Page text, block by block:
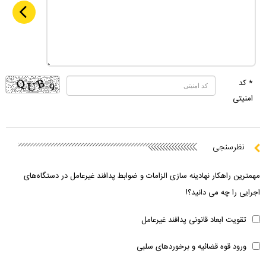
* کد
امنیتی
نظرسنجی
مهمترین راهکار نهادینه سازی الزامات و ضوابط پدافند غیرعامل در دستگاه‌های
اجرایی را چه می دانید؟!
تقویت ابعاد قانونی پدافند غیرعامل
ورود قوه قضائیه و برخوردهای سلبی